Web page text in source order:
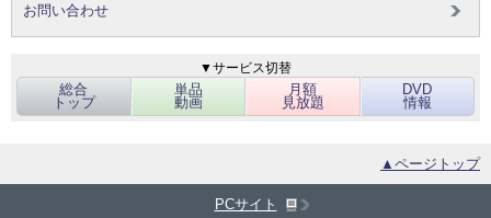
お問い合わせ
▼サービス切替
総合
トップ
単品
動画
月額
見放題
DVD
情報
▲ページトップ
PCサイト